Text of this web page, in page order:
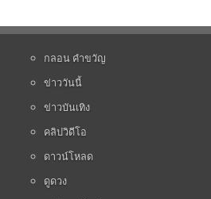
กลอน คำขวัญ
ข่าววันนี้
ข่าวบันเทิง
คลิปวิดีโอ
ดาวน์โหลด
ดูดวง